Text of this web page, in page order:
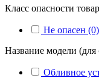
Класс опасности
Не опасен (0)
Название модели (для
Обливное